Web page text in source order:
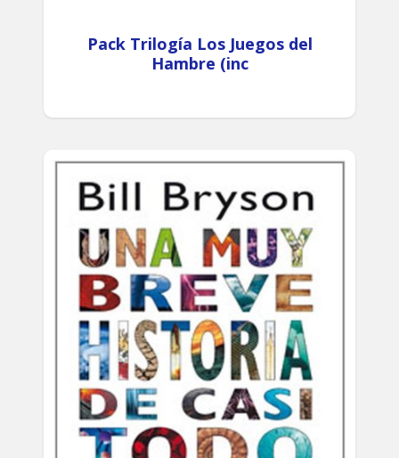
Pack Trilogía Los Juegos del
Hambre (inc